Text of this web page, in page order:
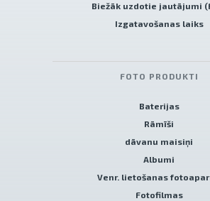
Biežāk uzdotie jautājumi
Izgatavošanas laiks
FOTO PRODUKTI
Baterijas
Rāmīši
dāvanu maisiņi
Albumi
Venr. lietošanas
Fotofilmas